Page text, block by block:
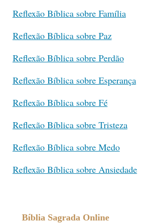
Reflexão Bíblica sobre Família
Reflexão Bíblica sobre Paz
Reflexão Bíblica sobre Perdão
Reflexão Bíblica sobre Esperança
Reflexão Bíblica sobre Fé
Reflexão Bíblica sobre Tristeza
Reflexão Bíblica sobre Medo
Reflexão Bíblica sobre Ansiedade
Bíblia Sagrada Online